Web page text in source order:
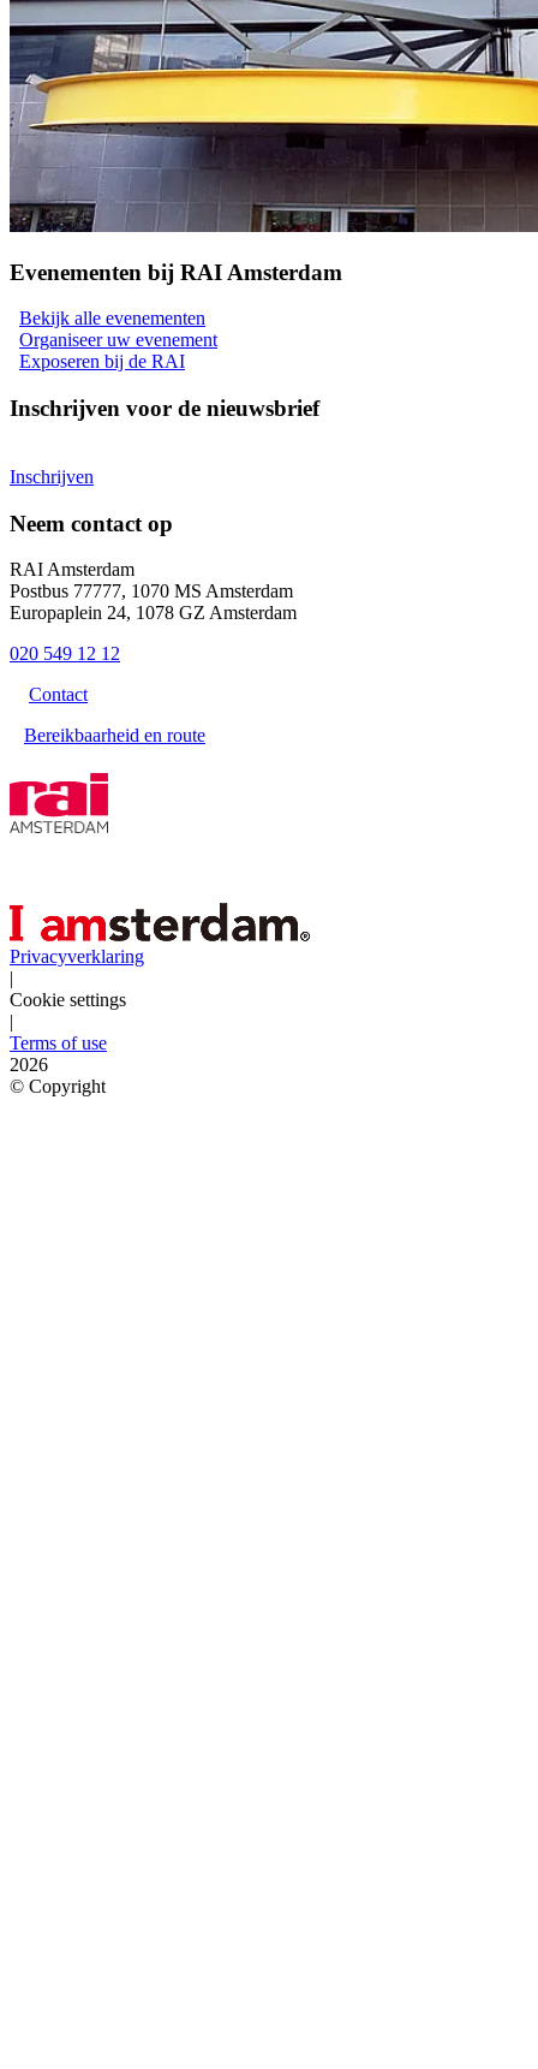
Evenementen bij RAI Amsterdam
Bekijk alle evenementen
Organiseer uw evenement
Exposeren bij de RAI
Inschrijven voor de nieuwsbrief
Inschrijven
Neem contact op
RAI Amsterdam
Postbus 77777, 1070 MS Amsterdam
Europaplein 24, 1078 GZ Amsterdam
020 549 12 12
Contact
Bereikbaarheid en route
Privacyverklaring
|
Cookie settings
|
Terms of use
2026
© Copyright